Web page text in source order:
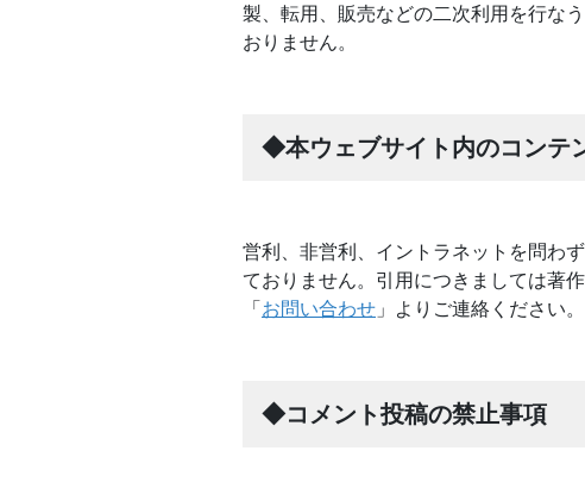
製、転用、販売などの二次利用を行な
おりません。
◆本ウェブサイト内のコンテ
営利、非営利、イントラネットを問わ
ておりません。引用につきましては著
「 お問い合わせ 」よりご連絡ください。
◆コメント投稿の禁止事項